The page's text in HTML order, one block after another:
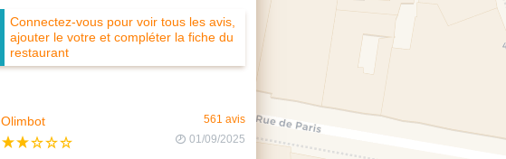
Connectez-vous pour voir tous les avis,
ajouter le votre et compléter la fiche du
restaurant
Olimbot
561 avis
01/09/2025